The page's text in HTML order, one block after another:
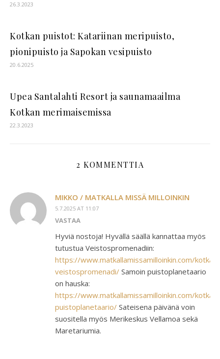
26.3.2023
Kotkan puistot: Katariinan meripuisto,
pionipuisto ja Sapokan vesipuisto
20.6.2025
Upea Santalahti Resort ja saunamaailma
Kotkan merimaisemissa
22.3.2023
2 KOMMENTTIA
MIKKO / MATKALLA MISSÄ MILLOINKIN
5.7.2025 AT 11:07
VASTAA
Hyviä nostoja! Hyvällä säällä kannattaa myös
tutustua Veistospromenadiin:
https://www.matkallamissamilloinkin.com/kotkan-
veistospromenadi/ Samoin puistoplanetaario
on hauska:
https://www.matkallamissamilloinkin.com/kotkan-
puistoplanetaario/ Sateisena päivänä voin
suositella myös Merikeskus Vellamoa sekä
Maretariumia.